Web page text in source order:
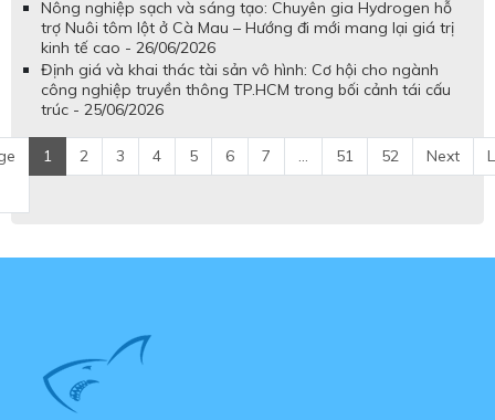
Nông nghiệp sạch và sáng tạo: Chuyên gia Hydrogen hỗ
trợ Nuôi tôm lột ở Cà Mau – Hướng đi mới mang lại giá trị
kinh tế cao - 26/06/2026
Định giá và khai thác tài sản vô hình: Cơ hội cho ngành
công nghiệp truyền thông TP.HCM trong bối cảnh tái cấu
trúc - 25/06/2026
1 2 3 4 5 6 7 ... 51 52 Next